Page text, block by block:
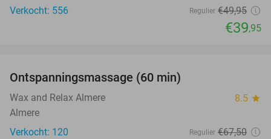
Verkocht: 556
Regulier €49,95
€39,95
Ontspanningsmassage (60 min)
Wax and Relax Almere 8.5 star
Almere
Verkocht: 120
Regulier €67,50